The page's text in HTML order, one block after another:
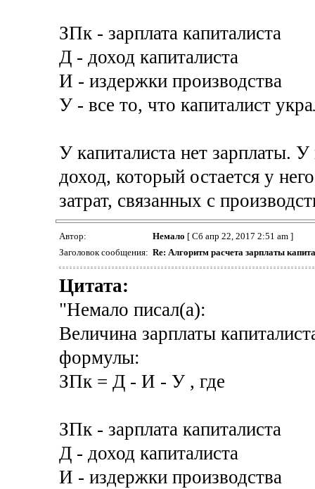
ЗПк - зарплата капиталиста
Д - доход капиталиста
И - издержки производства
У - все то, что капиталист
У капиталиста нет зарплаты. У
доход, который остается у
затрат, связанных с
Автор: Немало [ Сб апр 22, 2017 2:51 am ]
Заголовок сообщения: Re: Алгоритм расчета зарплаты
Цитата:
"Немало писал(а):
Величина зарплаты
формулы:
ЗПк = Д - И - У , где
ЗПк - зарплата капиталиста
Д - доход капиталиста
И - издержки производства